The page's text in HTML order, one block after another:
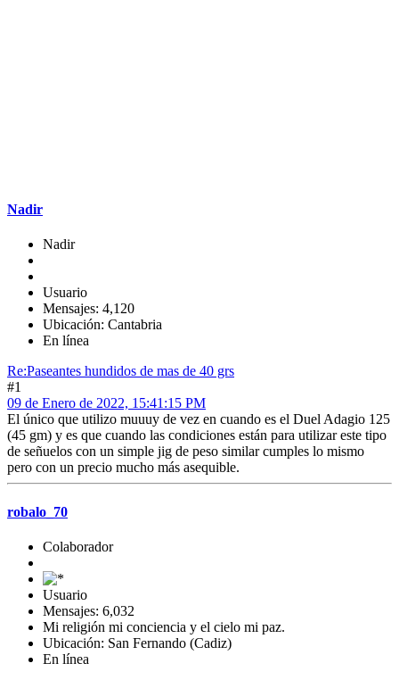
Nadir
Nadir
Usuario
Mensajes: 4,120
Ubicación: Cantabria
En línea
Re:Paseantes hundidos de mas de 40 grs
#1
09 de Enero de 2022, 15:41:15 PM
El único que utilizo muuuy de vez en cuando es el Duel Adagio 125
(45 gm) y es que cuando las condiciones están para utilizar este tipo
de señuelos con un simple jig de peso similar cumples lo mismo
pero con un precio mucho más asequible.
robalo_70
Colaborador
Usuario
Mensajes: 6,032
Mi religión mi conciencia y el cielo mi paz.
Ubicación: San Fernando (Cadiz)
En línea